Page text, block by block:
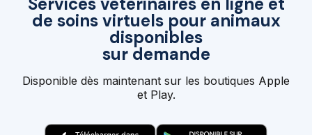
de soins virtuels pour animaux
disponibles
sur demande
Disponible dès maintenant sur les boutiques Apple
et Play.